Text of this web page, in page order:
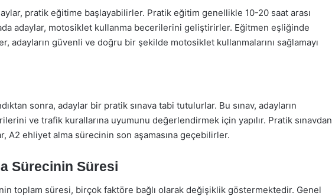
pratik eğitime başlayabilirler. Pratik eğitim genellikle 10-20 saat arası
adaylar, motosiklet kullanma becerilerini geliştirirler. Eğitmen eşliğinde
adayların güvenli ve doğru bir şekilde motosiklet kullanmalarını sağlamayı
sonra, adaylar bir pratik sınava tabi tutulurlar. Bu sınav, adayların
ve trafik kurallarına uyumunu değerlendirmek için yapılır. Pratik sınavdan
A2 ehliyet alma sürecinin son aşamasına geçebilirler.
Sürecinin Süresi
toplam süresi, birçok faktöre bağlı olarak değişiklik göstermektedir. Genel